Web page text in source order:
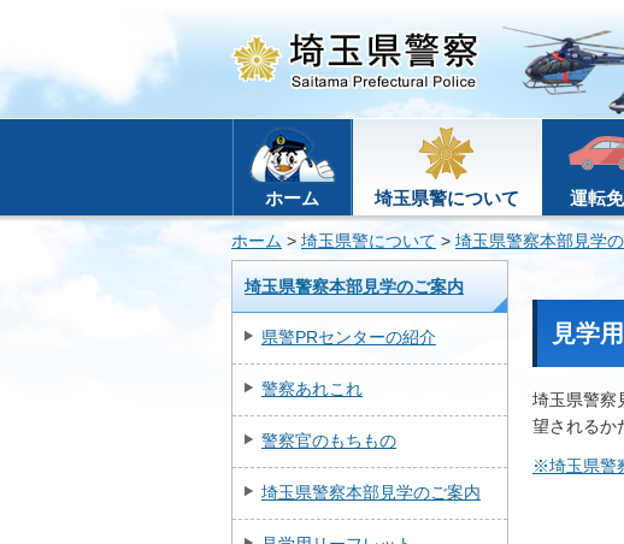
ホーム 埼玉県警について 運転
ホーム > 埼玉県警について > 埼玉県警察本部見学
埼玉県警察本部見学のご案内
県警PRセンターの紹介
警察あれこれ
警察官のもちもの
埼玉県警察本部見学のご案内
見学
埼玉県警察
望されるか
※埼玉県警